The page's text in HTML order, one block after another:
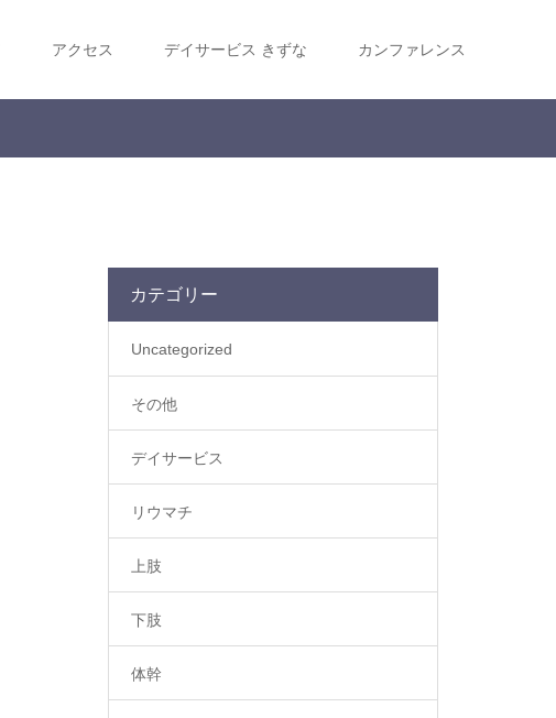
アクセス デイサービス きずな カンファレンス
カテゴリー
Uncategorized
その他
デイサービス
リウマチ
上肢
下肢
体幹